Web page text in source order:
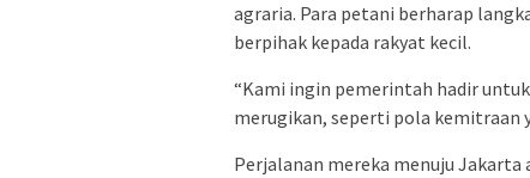
agraria. Para petani berharap
berpihak kepada rakyat kecil.
“Kami ingin pemerintah hadir
merugikan, seperti pola kemitraan
Perjalanan mereka menuju